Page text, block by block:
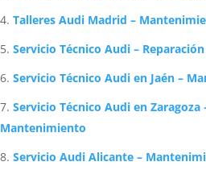
Talleres Audi Madrid –
Servicio Técnico Audi –
Servicio Técnico Audi en Jaén –
Servicio Técnico Audi en Zaragoza
Mantenimiento
Servicio Audi Alicante –